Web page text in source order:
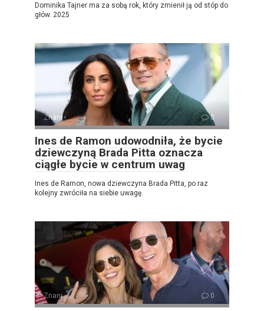
Dominika Tajner ma za sobą rok, który zmienił ją od stóp do
głów. 2025
Znani 0
Ines de Ramon udowodniła, że ​​bycie
dziewczyną Brada Pitta oznacza
ciągłe bycie w centrum uwag
Ines de Ramon, nowa dziewczyna Brada Pitta, po raz
kolejny zwróciła na siebie uwagę.
Znani 0